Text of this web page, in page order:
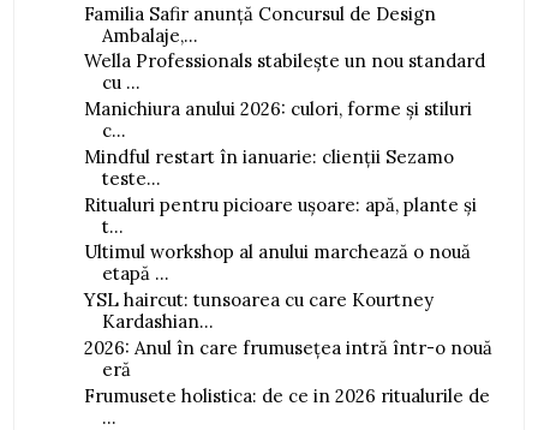
Familia Safir anunță Concursul de Design
Ambalaje,...
Wella Professionals stabilește un nou standard
cu ...
Manichiura anului 2026: culori, forme și stiluri
c...
Mindful restart în ianuarie: clienții Sezamo
teste...
Ritualuri pentru picioare ușoare: apă, plante și
t...
Ultimul workshop al anului marchează o nouă
etapă ...
YSL haircut: tunsoarea cu care Kourtney
Kardashian...
2026: Anul în care frumusețea intră într-o nouă
eră
Frumusete holistica: de ce in 2026 ritualurile de
...